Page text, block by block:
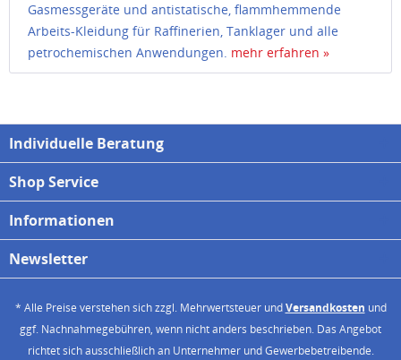
Gasmessgeräte und antistatische, flammhemmende
Arbeits-Kleidung für Raffinerien, Tanklager und alle
petrochemischen Anwendungen. mehr erfahren »
Individuelle Beratung
Shop Service
Informationen
Newsletter
* Alle Preise verstehen sich zzgl. Mehrwertsteuer undVersandkosten und
ggf. Nachnahmegebühren, wenn nicht anders beschrieben. Das Angebot
richtet sich ausschließlich an Unternehmer und Gewerbebetreibende.